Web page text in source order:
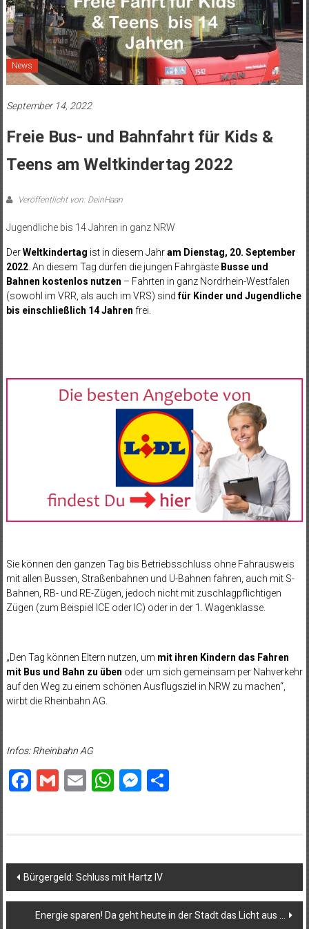
News
September 14, 2022
Freie Bus- und Bahnfahrt für Kids &
Teens am Weltkindertag 2022
Veröffentlicht von: DeinHaan
Jugendliche bis 14 Jahren in ganz NRW
DerWeltkindertag ist in diesem Jahram Dienstag, 20. September
2022. An diesem Tag dürfen die jungen Fahrgäste Busse und
Bahnen kostenlos nutzen – Fahrten in ganz Nordrhein-Westfalen
(sowohl im VRR, als auch im VRS) sindfür Kinder und Jugendliche
bis einschließlich 14 Jahren frei.
Sie können den ganzen Tag bis Betriebsschluss ohne Fahrausweis
mit allen Bussen, Straßenbahnen und U-Bahnen fahren, auch mit S-
Bahnen, RB- und RE-Zügen, jedoch nicht mit zuschlagpflichtigen
Zügen (zum Beispiel ICE oder IC) oder in der 1. Wagenklasse.
„Den Tag können Eltern nutzen, um mit ihren Kindern das Fahren
mit Bus und Bahn zu üben oder um sich gemeinsam per Nahverkehr
auf den Weg zu einem schönen Ausflugsziel in NRW zu machen“,
wirbt die Rheinbahn AG.
Infos: Rheinbahn AG
Facebook
Gmail
EmailWhatsApp
Messenger
Teilen
Beitragsnavigation
Bürgergeld: Schluss mit Hartz IV
Energie sparen! Da geht heute in der Stadt das Licht aus …